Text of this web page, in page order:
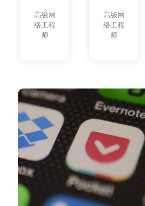
高级网
络工程
师
高级网
络工程
师